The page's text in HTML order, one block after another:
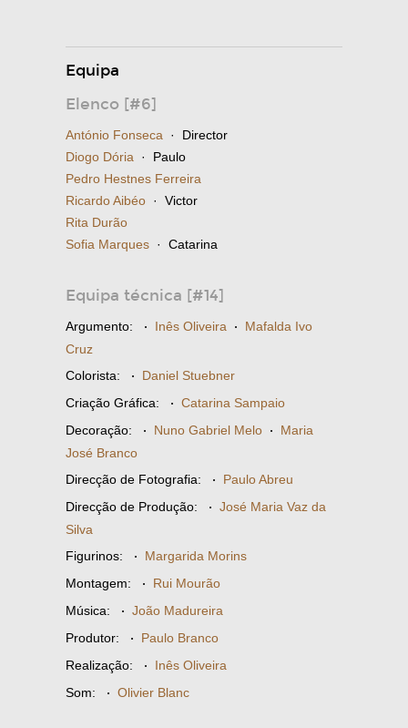
Equipa
Elenco [#6]
António Fonseca · Director
Diogo Dória · Paulo
Pedro Hestnes Ferreira
Ricardo Aibéo · Victor
Rita Durão
Sofia Marques · Catarina
Equipa técnica [#14]
Argumento: · Inês Oliveira · Mafalda Ivo
Cruz
Colorista: · Daniel Stuebner
Criação Gráfica: · Catarina Sampaio
Decoração: · Nuno Gabriel Melo · Maria
José Branco
Direcção de Fotografia: · Paulo Abreu
Direcção de Produção: · José Maria Vaz da
Silva
Figurinos: · Margarida Morins
Montagem: · Rui Mourão
Música: · João Madureira
Produtor: · Paulo Branco
Realização: · Inês Oliveira
Som: · Olivier Blanc